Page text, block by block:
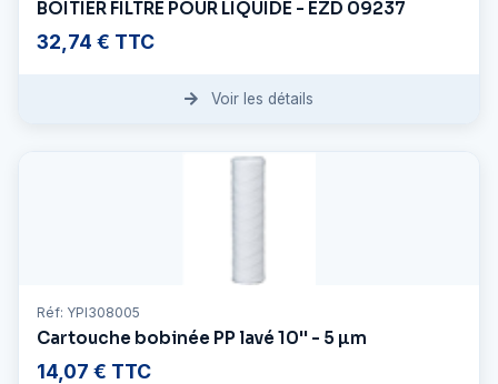
BOITIER FILTRE POUR LIQUIDE - EZD 09237
32,74 € TTC
Voir les détails
Réf: YPI308005
Cartouche bobinée PP lavé 10'' - 5 µm
14,07 € TTC